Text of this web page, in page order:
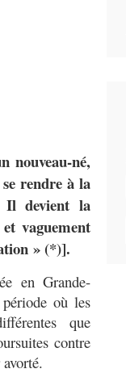
nouveau-né,
rendre à la
Il devient la
vaguement
» (*)].
en Grande-
où les
que
contre